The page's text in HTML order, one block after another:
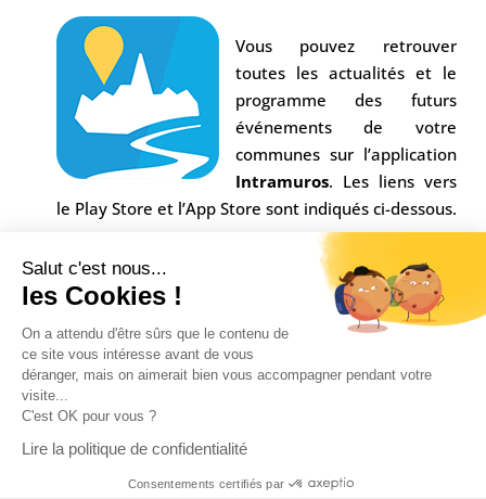
Salut c'est nous...
les Cookies !
On a attendu d'être sûrs que le contenu de
ce site vous intéresse avant de vous
déranger, mais on aimerait bien vous accompagner pendant votre
visite...
C'est OK pour vous ?
Lire la politique de confidentialité
Consentements certifiés par
Vous pouvez retrouver
toutes les actualités et le
programme des futurs
événements de votre
communes sur l’application
Intramuros. Les liens vers
le Play Store et l’App Store sont indiqués ci-dessous.
Conception AgenceMultiweb